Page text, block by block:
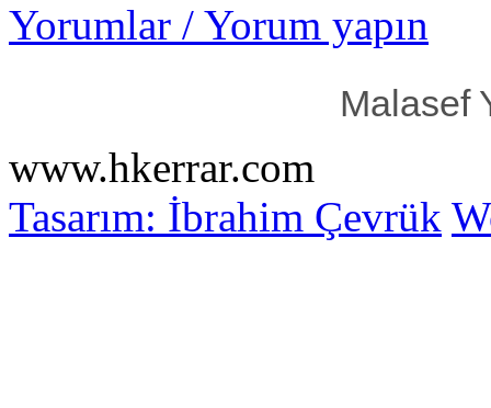
Yorumlar / Yorum yapın
Malasef
www.hkerrar.com
Tasarım: İbrahim Çevrük